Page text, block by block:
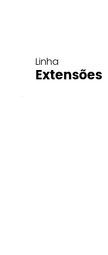
Linha
Extensões